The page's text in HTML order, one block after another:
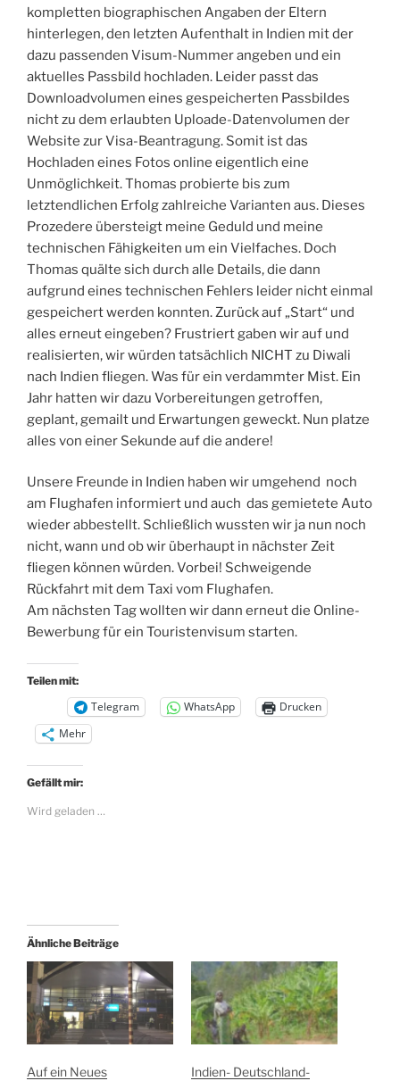
kompletten biographischen Angaben der Eltern
hinterlegen, den letzten Aufenthalt in Indien mit der
dazu passenden Visum-Nummer angeben und ein
aktuelles Passbild hochladen. Leider passt das
Downloadvolumen eines gespeicherten Passbildes
nicht zu dem erlaubten Uploade-Datenvolumen der
Website zur Visa-Beantragung. Somit ist das
Hochladen eines Fotos online eigentlich eine
Unmöglichkeit. Thomas probierte bis zum
letztendlichen Erfolg zahlreiche Varianten aus. Dieses
Prozedere übersteigt meine Geduld und meine
technischen Fähigkeiten um ein Vielfaches. Doch
Thomas quälte sich durch alle Details, die dann
aufgrund eines technischen Fehlers leider nicht einmal
gespeichert werden konnten. Zurück auf „Start“ und
alles erneut eingeben? Frustriert gaben wir auf und
realisierten, wir würden tatsächlich NICHT zu Diwali
nach Indien fliegen. Was für ein verdammter Mist. Ein
Jahr hatten wir dazu Vorbereitungen getroffen,
geplant, gemailt und Erwartungen geweckt. Nun platze
alles von einer Sekunde auf die andere!
Unsere Freunde in Indien haben wir umgehend noch
am Flughafen informiert und auch das gemietete Auto
wieder abbestellt. Schließlich wussten wir ja nun noch
nicht, wann und ob wir überhaupt in nächster Zeit
fliegen können würden. Vorbei! Schweigende
Rückfahrt mit dem Taxi vom Flughafen.
Am nächsten Tag wollten wir dann erneut die Online-
Bewerbung für ein Touristenvisum starten.
Teilen mit:
Telegram WhatsApp
Drucken
Mehr
Gefällt mir:
Wird geladen …
Ähnliche Beiträge
Auf ein Neues Indien- Deutschland-